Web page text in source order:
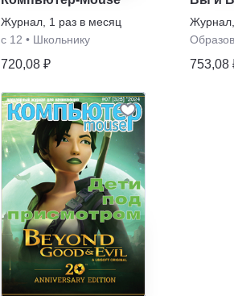
Журнал, 1 раз в месяц
с 12 • Школьнику
720,08 ₽
Журнал,
753,08